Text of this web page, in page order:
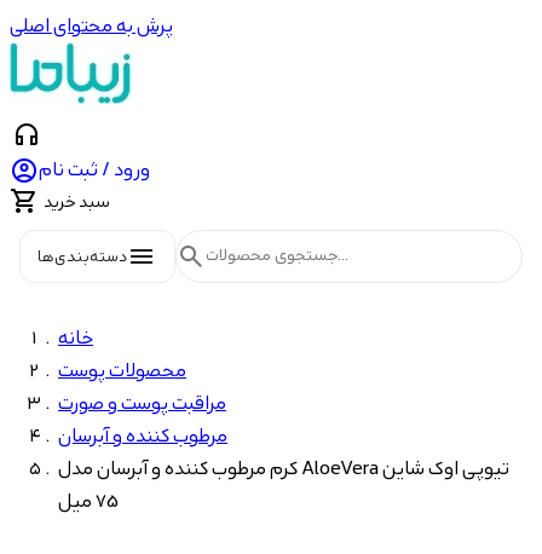
پرش به محتوای اصلی
headphones
ورود / ثبت نام
 سبد خرید
menuدسته‌بندی‌ها search
خانه
محصولات پوست
مراقبت پوست و صورت
مرطوب کننده و آبرسان
کرم مرطوب کننده و آبرسان مدل AloeVera تیوپی اوک شاین
75 میل